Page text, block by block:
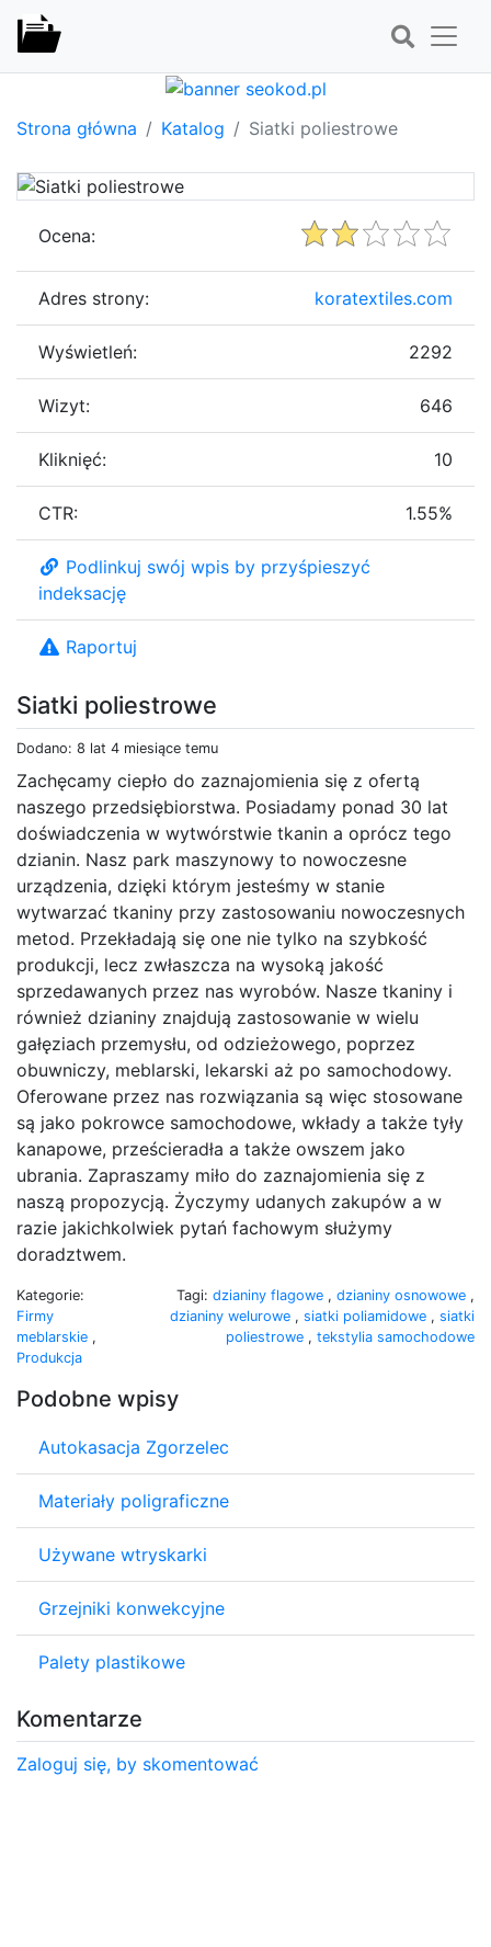
Strona główna Katalog Siatki poliestrowe
Siatki poliestrowe
Dodano: 8 lat 4 miesiące temu
Zachęcamy ciepło do zaznajomienia się z ofertą
naszego przedsiębiorstwa. Posiadamy ponad 30 lat
doświadczenia w wytwórstwie tkanin a oprócz tego
dzianin. Nasz park maszynowy to nowoczesne
urządzenia, dzięki którym jesteśmy w stanie
wytwarzać tkaniny przy zastosowaniu nowoczesnych
metod. Przekładają się one nie tylko na szybkość
produkcji, lecz zwłaszcza na wysoką jakość
sprzedawanych przez nas wyrobów. Nasze tkaniny i
również dzianiny znajdują zastosowanie w wielu
gałęziach przemysłu, od odzieżowego, poprzez
obuwniczy, meblarski, lekarski aż po samochodowy.
Oferowane przez nas rozwiązania są więc stosowane
są jako pokrowce samochodowe, wkłady a także tyły
kanapowe, prześcieradła a także owszem jako
ubrania. Zapraszamy miło do zaznajomienia się z
naszą propozycją. Życzymy udanych zakupów a w
razie jakichkolwiek pytań fachowym służymy
doradztwem.
Kategorie:
Firmy
meblarskie ,
Produkcja
Tagi: dzianiny flagowe , dzianiny osnowowe ,
dzianiny welurowe , siatki poliamidowe , siatki
poliestrowe , tekstylia samochodowe
Podobne wpisy
Autokasacja Zgorzelec
Materiały poligraficzne
Używane wtryskarki
Grzejniki konwekcyjne
Palety plastikowe
Komentarze
Zaloguj się, by skomentować
Ocena:
Adres strony: koratextiles.com
Wyświetleń: 2292
Wizyt: 646
Kliknięć: 10
CTR: 1.55%
Podlinkuj swój wpis by przyśpieszyć
indeksację
Raportuj